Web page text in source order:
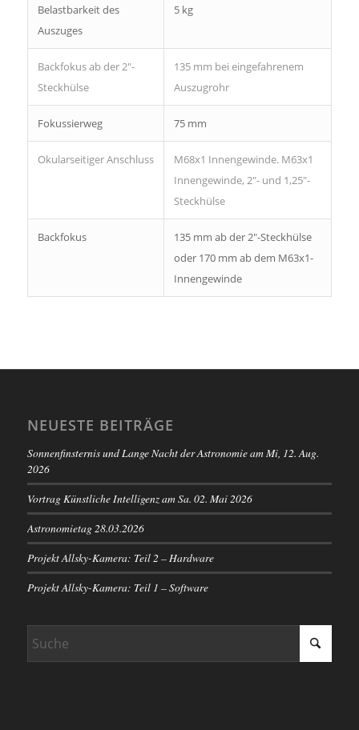
Belastbarkeit des
Auszuges
5 kg
Backfokus ab der 2″-
Steckhülse
135 mm bei eingefahrenem
Auszugrohr
Fokussierweg 75 mm
Okularseitiger Anschluss
M68x1 Innengewinde. M63x1
Innengewinde, 2″- und 1,25″-
Steckhülse
Backfokus
135 mm ab der 2″-Steckhülse
oder 170 mm ab dem M63x1-
Innengewinde
NEUESTE BEITRÄGE
Sonnenfinsternis und Lange Nacht der Astronomie am Mi, 12. Aug.
2026
Vortrag Künstliche Intelligenz am Sa. 02. Mai 2026
Astronomietag 28.03.2026
Projekt Allsky-Kamera: Teil 2 – Hardware
Projekt Allsky-Kamera: Teil 1 – Software